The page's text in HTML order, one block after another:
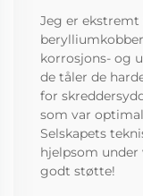
Jeg er
korrosjons- og
de tåler de
for
som var
Selskapets
hjelpsom under
godt støtte!